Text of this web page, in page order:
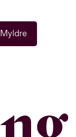
Myldre